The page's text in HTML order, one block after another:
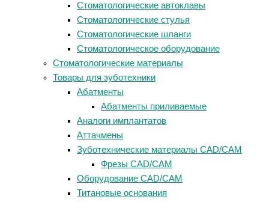
Стоматологические автоклавы
Стоматологические стулья
Стоматологические шланги
Стоматологическое оборудование
Стоматологические материалы
Товары для зуботехники
Абатменты
Абатменты приливаемые
Аналоги имплантатов
Аттачмены
Зуботехнические материалы CAD/CAM
Фрезы CAD/CAM
Оборудование CAD/CAM
Титановые основания